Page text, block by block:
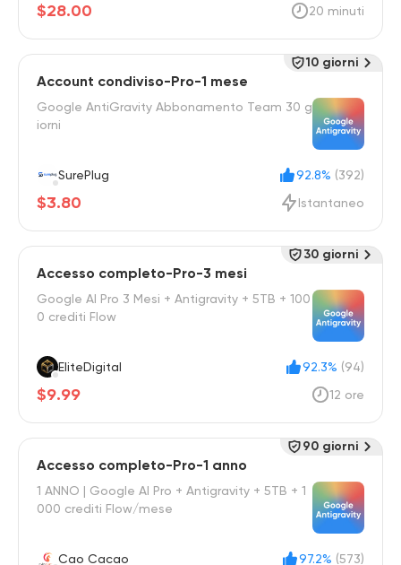
$28.00 20 minuti
Account condiviso-Pro-1 mese
Google AntiGravity Abbonamento Team 30 g
iorni
SurePlug 92.8% (392)
$3.80 Istantaneo
10 giorni
Accesso completo-Pro-3 mesi
Google AI Pro 3 Mesi + Antigravity + 5TB + 100
0 crediti Flow
EliteDigital 92.3% (94)
$9.99 12 ore
30 giorni
Accesso completo-Pro-1 anno
1 ANNO | Google AI Pro + Antigravity + 5TB + 1
000 crediti Flow/mese
Cao Cacao 97.2% (573)
90 giorni